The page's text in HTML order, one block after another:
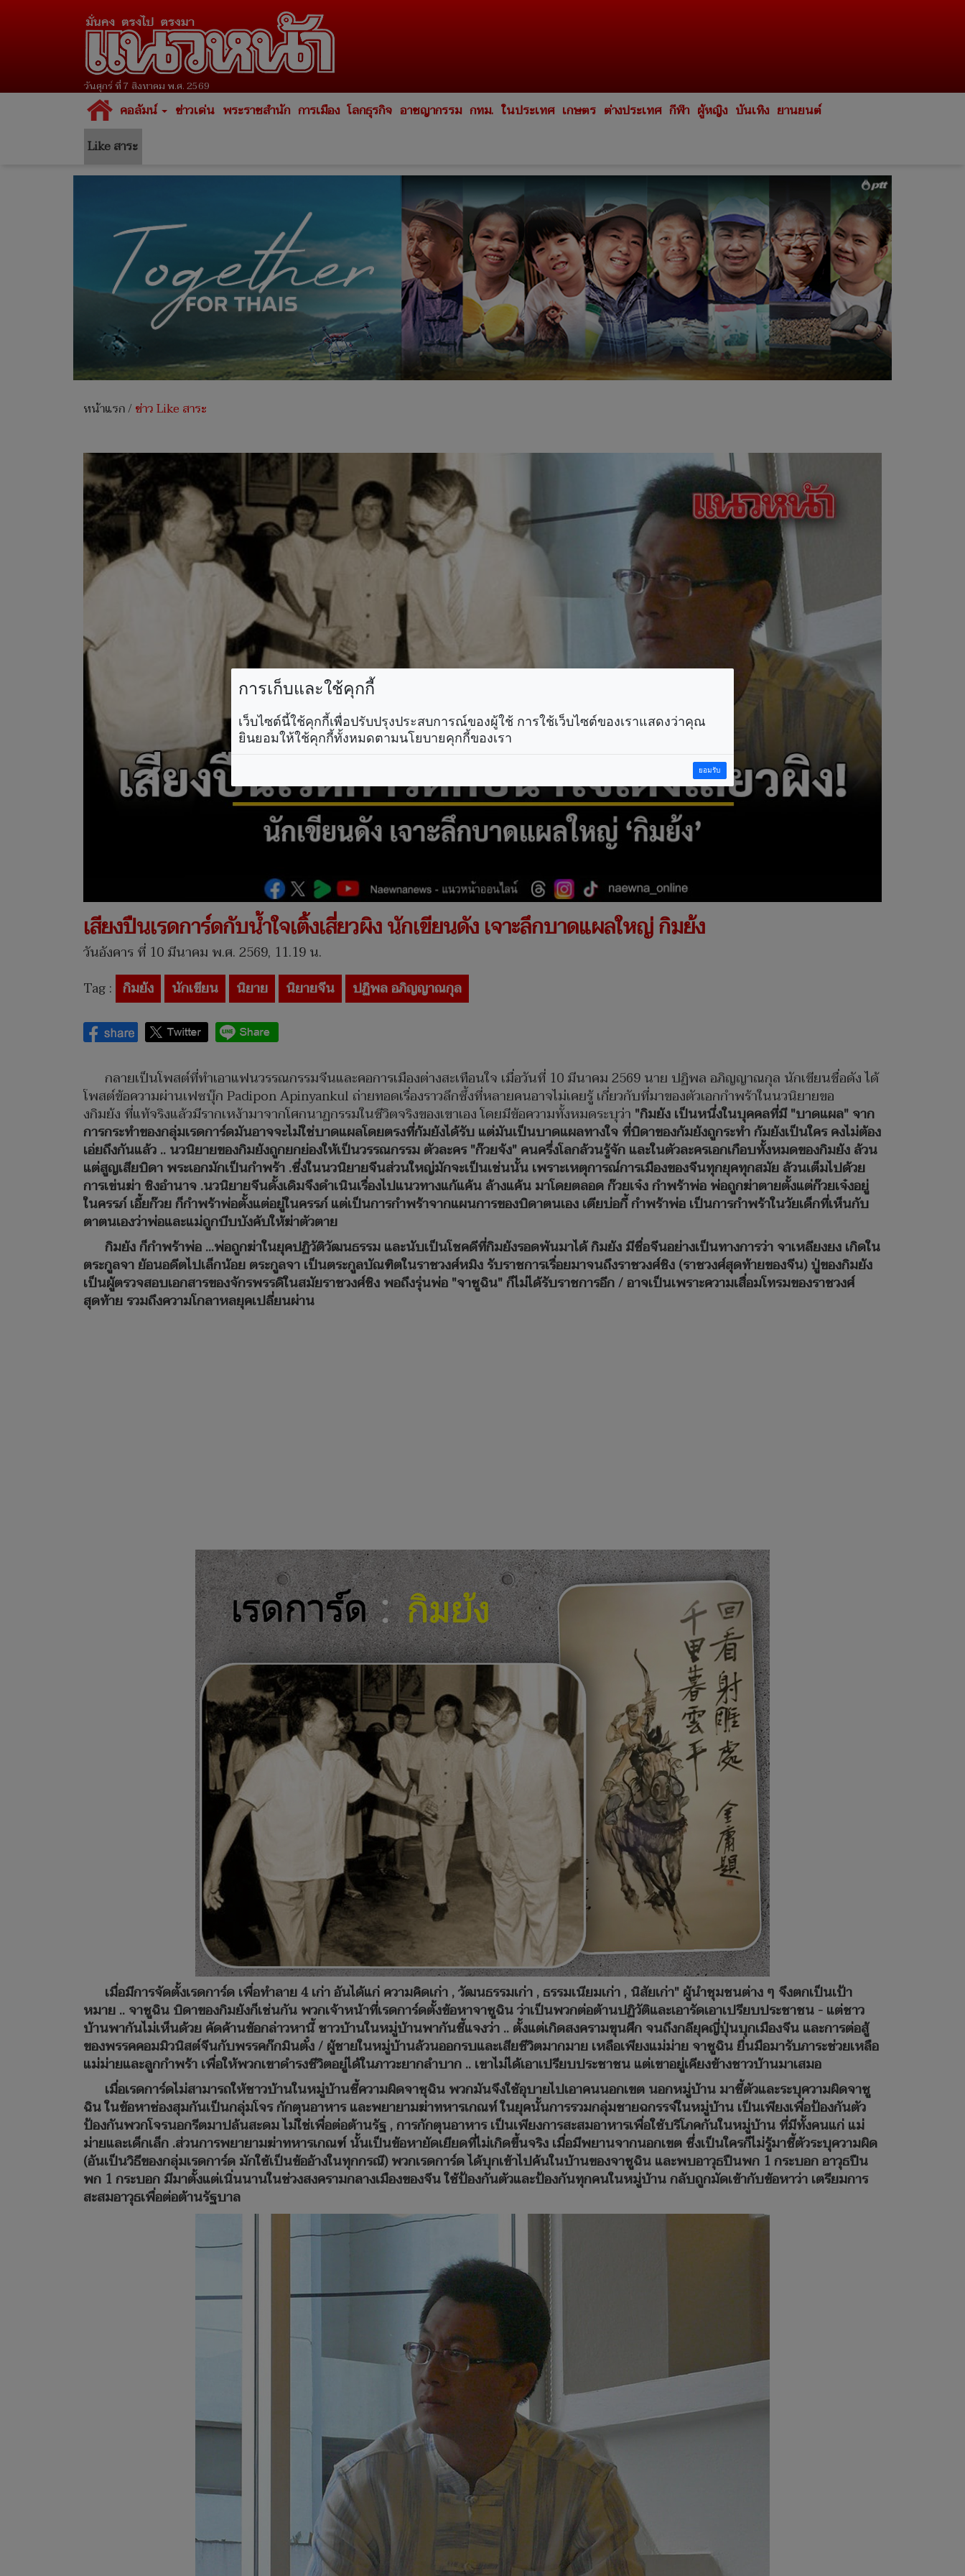
วันศุกร์ ที่ 7 สิงหาคม พ.ศ. 2569
คอลัมน์ ข่าวเด่น พระราชสำนัก การเมือง โลกธุรกิจ อาชญากรรม กทม. ในประเทศ เกษตร ต่างประเทศ กีฬา ผู้หญิง บันเทิง ยานยนต์
Like สาระ
หน้าแรก/ข่าว Like สาระ
เสียงปืนเรดการ์ดกับน้ำใจเติ้งเสี่ยวผิง นักเขียนดัง เจาะลึกบาดแผลใหญ่ กิมย้ง
วันอังคาร ที่ 10 มีนาคม พ.ศ. 2569, 11.19 น.
Tag : กิมย้ง นักเขียน นิยาย นิยายจีน ปฏิพล อภิญญาณกุล
กลายเป็นโพสต์ที่ทำเอาแฟนวรรณกรรมจีนและคอการเมืองต่างสะเทือนใจ เมื่อวันที่ 10 มีนาคม 2569 นาย ปฏิพล อภิญญาณกุล นักเขียนชื่อดัง ได้
โพสต์ข้อความผ่านเฟซบุ๊ก Padipon Apinyankul ถ่ายทอดเรื่องราวลึกซึ้งที่หลายคนอาจไม่เคยรู้ เกี่ยวกับที่มาของตัวเอกกำพร้าในนวนิยายขอ
งกิมย้ง ที่แท้จริงแล้วมีรากเหง้ามาจากโศกนาฏกรรมในชีวิตจริงของเขาเอง โดยมีข้อความทั้งหมดระบุว่า "กิมย้ง เป็นหนึ่งในบุคคลที่มี "บาดแผล" จาก
การกระทำของกลุ่มเรดการ์ดมันอาจจะไม่ใช่บาดแผลโดยตรงที่ก้มย้งได้รับ แต่มันเป็นบาดแผลทางใจ ที่บิดาของก้มย้งถูกระทำ ก้มย้งเป็นใคร คงไม่ต้อง
เอ่ยถึงกันแล้ว .. นวนิยายของกิมย้งถูกยกย่องให้เป็นวรรณกรรม ตัวละคร "ก๊วยจ้ง" คนครึ่งโลกล้วนรู้จัก และในตัวละครเอกเกือบทั้งหมดของกิมย้ง ล้วน
แต่สูญเสียบิดา พระเอกมักเป็นกำพร้า .ซึ่งในนวนิยายจีนส่วนใหญ่มักจะเป็นเช่นนั้น เพราะเหตุการณ์การเมืองของจีนทุกยุคทุกสมัย ล้วนเต็มไปด้วย
การเข่นฆ่า ชิงอำนาจ .นวนิยายจีนดั้งเดิมจึงดำเนินเรื่องไปแนวทางแก้แค้น ล้างแค้น มาโดยตลอด ก๊วยเจ๋ง กำพร้าพ่อ พ่อถูกฆ่าตายตั้งแต่ก๊วยเจ๋งอยู่
ในครรภ์ เอี้ยก๊วย ก็กำพร้าพ่อตั้งแต่อยู่ในครรภ์ แต่เป็นการกำพร้าจากแผนการของบิดาตนเอง เตียบ่อกี้ กำพร้าพ่อ เป็นการกำพร้าในวัยเด็กที่เห็นกับ
ตาตนเองว่าพ่อและแม่ถูกบีบบังคับให้ฆ่าตัวตาย
กิมย้ง ก็กำพร้าพ่อ ...พ่อถูกฆ่าในยุคปฏิวัติวัฒนธรรม และนับเป็นโชคดีที่กิมย้งรอดพ้นมาได้ กิมย้ง มีชื่อจีนอย่างเป็นทางการว่า จาเหลียงยง เกิดใน
ตระกูลจา ย้อนอดีตไปเล็กน้อย ตระกูลจา เป็นตระกูลบัณฑิตในราชวงศ์หมิง รับราชการเรื่อยมาจนถึงราชวงศ์ชิง (ราชวงศ์สุดท้ายของจีน) ปู่ของกิมย้ง
เป็นผู้ตรวจสอบเอกสารของจักรพรรดิในสมัยราชวงศ์ชิง พอถึงรุ่นพ่อ "จาซูฉิน" ก็ไม่ได้รับราชการอีก / อาจเป็นเพราะความเสื่อมโทรมของราชวงศ์
สุดท้าย รวมถึงความโกลาหลยุคเปลี่ยนผ่าน
เมื่อมีการจัดตั้งเรดการ์ด เพื่อทำลาย 4 เก่า อันได้แก่ ความคิดเก่า , วัฒนธรรมเก่า , ธรรมเนียมเก่า , นิสัยเก่า" ผู้นำชุมชนต่าง ๆ จึงตกเป็นเป้า
หมาย .. จาซูฉิน บิดาของกิมย้งก็เช่นกัน พวกเจ้าหน้าที่เรดการ์ดตั้งข้อหาจาซูฉิน ว่าเป็นพวกต่อต้านปฏิวัติและเอารัดเอาเปรียบประชาชน - แต่ชาว
บ้านพากันไม่เห็นด้วย คัดค้านข้อกล่าวหานี้ ชาวบ้านในหมู่บ้านพากันชี้แจงว่า .. ตั้งแต่เกิดสงครามขุนศึก จนถึงกลียุคญี่ปุ่นบุกเมืองจีน และการต่อสู้
ของพรรคคอมมิวนิสต์จีนกับพรรคก๊กมินตั๋ง / ผู้ชายในหมู่บ้านล้วนออกรบและเสียชีวิตมากมาย เหลือเพียงแม่ม่าย จาซูฉิน ยื่นมือมารับภาระช่วยเหลือ
แม่ม่ายและลูกกำพร้า เพื่อให้พวกเขาดำรงชีวิตอยู่ได้ในภาวะยากลำบาก .. เขาไม่ได้เอาเปรียบประชาชน แต่เขาอยู่เคียงข้างชาวบ้านมาเสมอ
เมื่อเรดการ์ดไม่สามารถให้ชาวบ้านในหมู่บ้านชี้ความผิดจาซุฉิน พวกมันจึงใช้อุบายไปเอาคนนอกเขต นอกหมู่บ้าน มาชี้ตัวและระบุความผิดจาซู
ฉิน ในข้อหาซ่องสุมกันเป็นกลุ่มโจร กักตุนอาหาร และพยายามฆ่าทหารเกณท์ ในยุคนั้นการรวมกลุ่มชายฉกรรจ์ในหมู่บ้าน เป็นเพียงเพื่อป้องกันตัว
ป้องกันพวกโจรนอกรีตมาปล้นสะดม ไม่ใช่เพื่อต่อต้านรัฐ , การกักตุนอาหาร เป็นเพียงการสะสมอาหารเพื่อใช้บริโภคกันในหมู่บ้าน ที่มีทั้งคนแก่ แม่
ม่ายและเด็กเล็ก .ส่วนการพยายามฆ่าทหารเกณฑ์ นั้นเป็นข้อหายัดเยียดที่ไม่เกิดขึ้นจริง เมื่อมีพยานจากนอกเขต ซึ่งเป็นใครก็ไม่รู้มาชี้ตัวระบุความผิด
(อันเป็นวิธีของกลุ่มเรดการ์ด มักใช้เป็นข้ออ้างในทุกกรณี) พวกเรดการ์ด ได้บุกเข้าไปค้นในบ้านของจาซูฉิน และพบอาวุธปืนพก 1 กระบอก อาวุธปืน
พก 1 กระบอก มีมาตั้งแต่เนิ่นนานในช่วงสงครามกลางเมืองของจีน ใช้ป้องกันตัวและป้องกันทุกคนในหมู่บ้าน กลับถูกมัดเข้ากับข้อหาว่า เตรียมการ
สะสมอาวุธเพื่อต่อต้านรัฐบาล
การเก็บและใช้คุกกี้
เว็บไซต์นี้ใช้คุกกี้เพื่อปรับปรุงประสบการณ์ของผู้ใช้ การใช้เว็บไซต์ของเราแสดงว่าคุณ
ยินยอมให้ใช้คุกกี้ทั้งหมดตามนโยบายคุกกี้ของเรา
ยอมรับ